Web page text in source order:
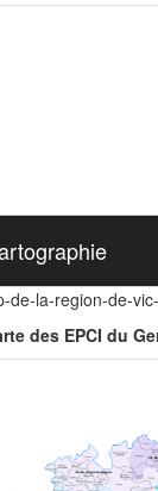
de-la-region-de-
des EPCI du